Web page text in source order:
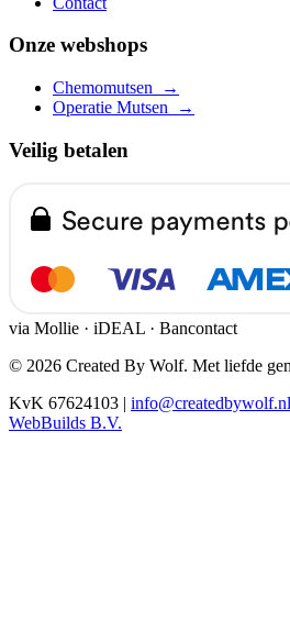
Onze webshops
Chemomutsen
→
Operatie Mutsen
→
Veilig betalen
via Mollie · iDEAL · Bancontact
© 2026 Created By Wolf. Met liefde
KvK 67624103 | info@createdbywolf.nl
WebBuilds B.V.